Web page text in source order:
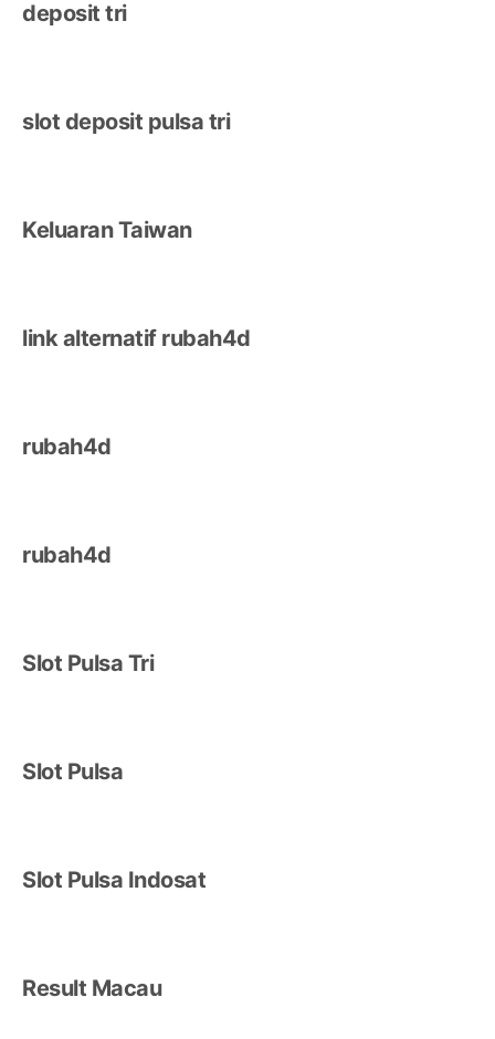
deposit tri
slot deposit pulsa tri
Keluaran Taiwan
link alternatif rubah4d
rubah4d
rubah4d
Slot Pulsa Tri
Slot Pulsa
Slot Pulsa Indosat
Result Macau